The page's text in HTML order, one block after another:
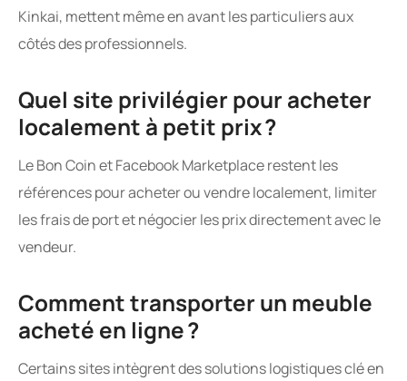
Kinkai, mettent même en avant les particuliers aux
côtés des professionnels.
Quel site privilégier pour acheter
localement à petit prix ?
Le Bon Coin et Facebook Marketplace restent les
références pour acheter ou vendre localement, limiter
les frais de port et négocier les prix directement avec le
vendeur.
Comment transporter un meuble
acheté en ligne ?
Certains sites intègrent des solutions logistiques clé en